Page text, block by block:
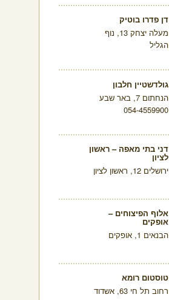
דן פדרו בוטיק
מעלה יצחק 13, נוף
הגליל
גולדשטיין חלבון
הנחתום 7, באר שבע
054-4559900
דני בתי מאפה – ראשון
לציון
ירושלים 12, ראשון לציון
אלוף הפיצוחים –
אופקים
הבנאים 1, אופקים
טוסטום רומא
רחוב תל חי 63, אשדוד